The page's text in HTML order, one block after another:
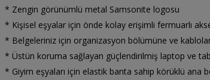
* Zengin görünümlü metal Samsonite logosu
* Kişisel eşyalar için önde kolay erişimli fermuarlı
* Belgeleriniz için organizasyon bölümüne ve
* Üstün koruma sağlayan güçlendirilmiş laptop ve
* Giyim eşyaları için elastik banta sahip körüklü ana